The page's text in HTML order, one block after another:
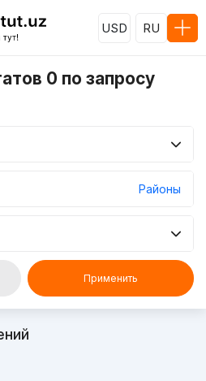
USD RU
0 по запросу
Районы
Применить